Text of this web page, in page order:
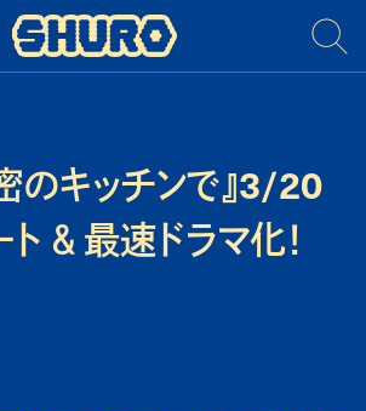
のキッチンで』3/20
＆ 最速ドラマ化！